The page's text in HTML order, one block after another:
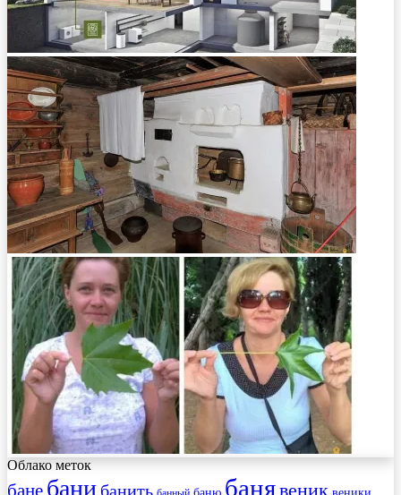
Облако меток
бане бани банить банявеник